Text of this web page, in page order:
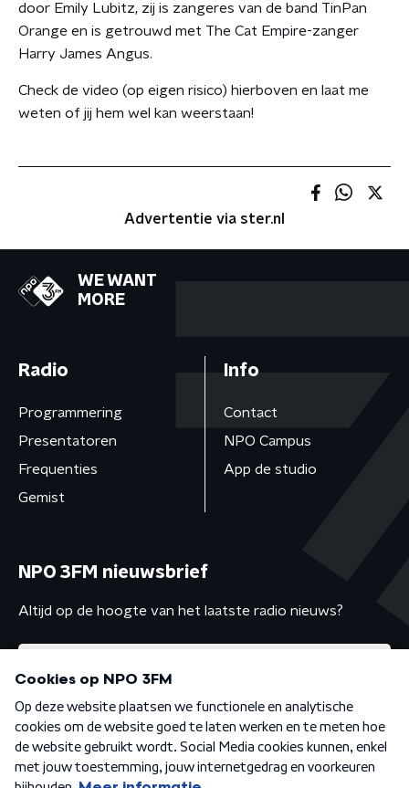
door Emily Lubitz, zij is zangeres van de band TinPan
Orange en is getrouwd met The Cat Empire-zanger
Harry James Angus.
Check de video (op eigen risico) hierboven en laat me
weten of jij hem wel kan weerstaan!
Advertentie via ster.nl
WE WANT
MORE
Radio
Programmering
Presentatoren
Frequenties
Gemist
Info
Contact
NPO Campus
App de studio
NPO 3FM nieuwsbrief
Altijd op de hoogte van het laatste radio nieuws?
Algemene voorwaarden Privacybeleid